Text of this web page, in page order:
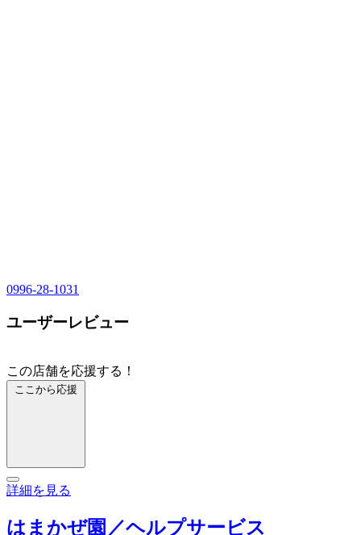
0996-28-1031
ユーザーレビュー
この店舗を応援する！
ここから応援
詳細を見る
はまかぜ園／ヘルプサービス